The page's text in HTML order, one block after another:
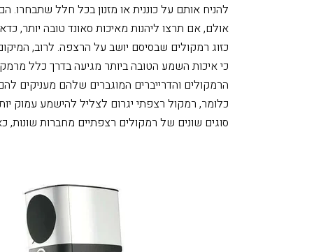
להניח אותם על כוננית או מזנון בכל חלל שתבחרו.
אולם, אם תרצו ליהנות מאיכות סאונד טובה יותר,
כזוג רמקולים שבסיסם יושב על הרצפה. לרוב,
כי איכות השמע הטובה ביותר מגיעה בדרך כלל
הרמקולים והדרייברים המוגברים שלהם מעניקים
כלומר, רמקול רצפתי יגרום לצליל להישמע עמוק
סוגים שונים של רמקולים רצפתיים מחברות